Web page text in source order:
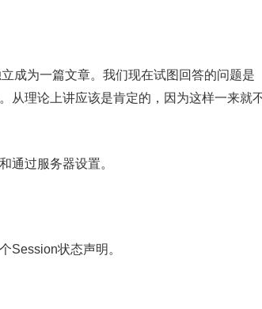
为一篇文章。我们现在试图回答的问题是
从理论上讲应该是肯定的，因为这样一来就
过服务器设置。
状态声明。